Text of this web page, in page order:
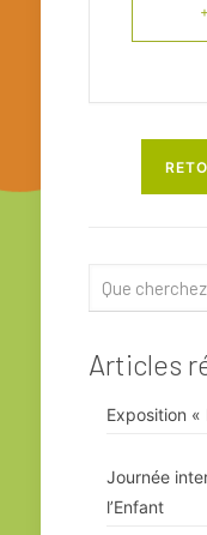
Articles
Exposition
Journée
l’Enfant